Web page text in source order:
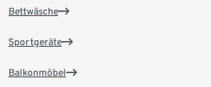
Bettwäsche
Sportgeräte
Balkonmöbel